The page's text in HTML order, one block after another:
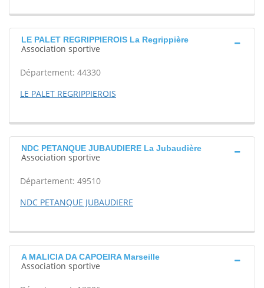
LE PALET REGRIPPIEROIS La Regrippière
Association sportive
Département: 44330
LE PALET REGRIPPIEROIS
NDC PETANQUE JUBAUDIERE La Jubaudière
Association sportive
Département: 49510
NDC PETANQUE JUBAUDIERE
A MALICIA DA CAPOEIRA Marseille
Association sportive